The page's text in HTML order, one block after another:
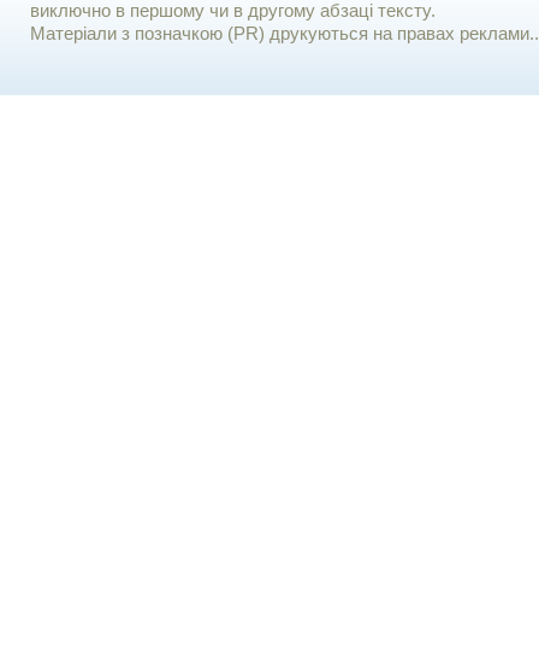
виключно в першому чи в другому абзаці тексту.
Матеріали з позначкою (PR) друкуються на правах реклами..